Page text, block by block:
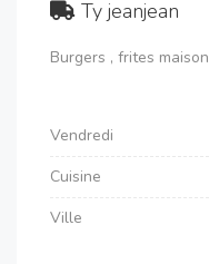
Ty jeanjean
Burgers , frites
Vendredi
Cuisine
Ville